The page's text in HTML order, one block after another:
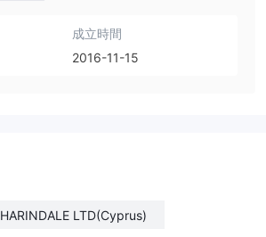
成立時間
2016-11-15
HARINDALE LTD(Cyprus)